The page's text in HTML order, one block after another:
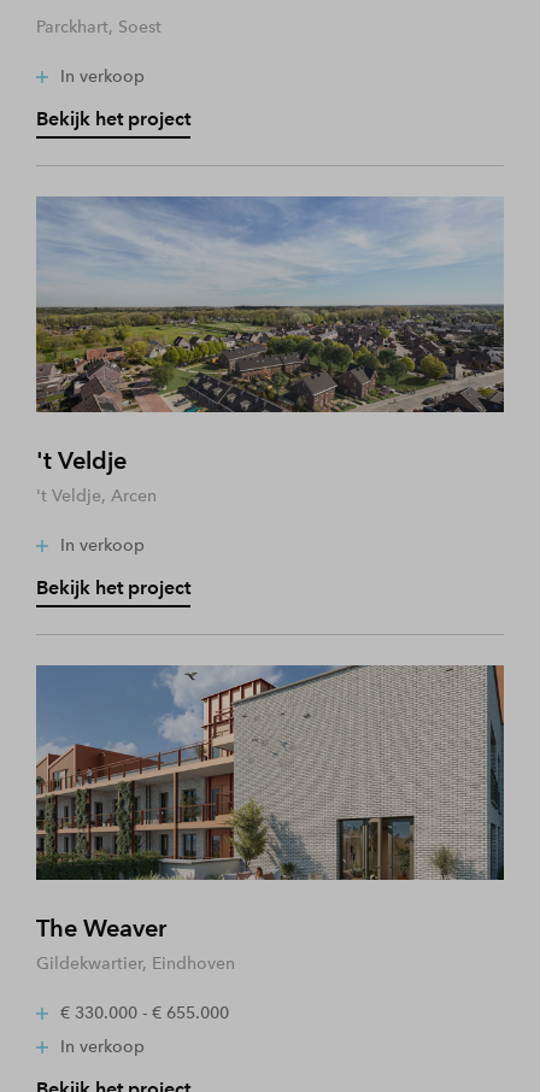
Parckhart, Soest
In verkoop
Bekijk het project
't Veldje
't Veldje, Arcen
In verkoop
Bekijk het project
The Weaver
Gildekwartier, Eindhoven
€ 330.000 - € 655.000
In verkoop